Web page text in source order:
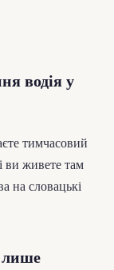
водія у
тимчасовий
ви живете там
на словацькі